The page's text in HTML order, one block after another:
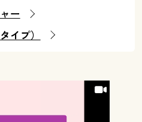
ー
イプ）